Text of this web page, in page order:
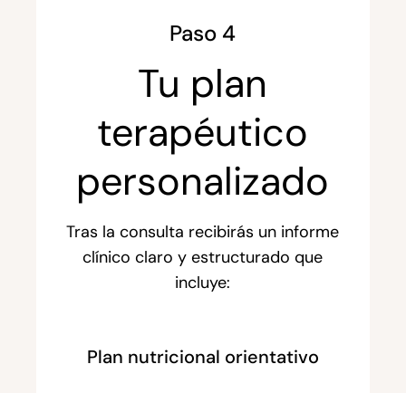
Paso 4
Tu plan
terapéutico
personalizado
Tras la consulta recibirás un informe
clínico claro y estructurado que
incluye:
Plan nutricional orientativo